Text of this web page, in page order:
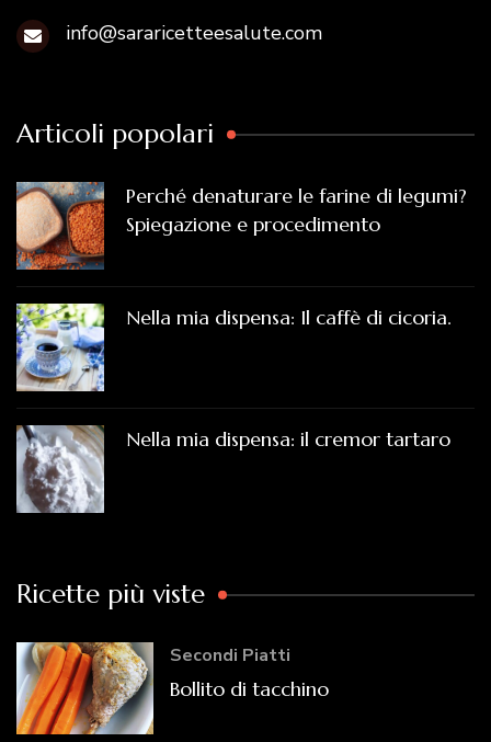
info@sararicetteesalute.com
Articoli popolari
Perché denaturare le farine di legumi?
Spiegazione e procedimento
Nella mia dispensa: Il caffè di cicoria.
Nella mia dispensa: il cremor tartaro
Ricette più viste
Secondi Piatti
Bollito di tacchino